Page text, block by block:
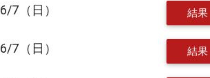
6/7（日） 結果
6/7（日） 結果